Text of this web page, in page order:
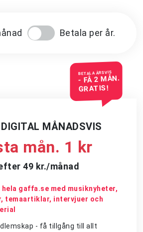
Betala per år.
BETALA ÅRSVIS
- FÅ 2 MÅN.
GRATIS!
MÅNADSVIS
mån. 1 kr
49 kr./månad
gaffa.se med musiknyheter,
temaartiklar, intervjuer och
- få tillgång till allt